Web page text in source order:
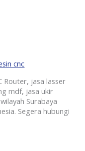
cnc
Router, jasa lasser
mdf, jasa ukir
Surabaya
Segera hubungi